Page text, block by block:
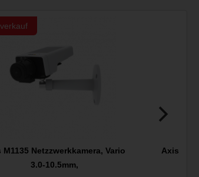
M1135 Netzzwerkkamera, Vario
3.0-10.5mm,
Axis